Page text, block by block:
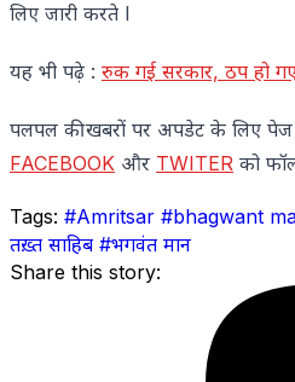
लिए जारी करते l
यह भी पढ़े : रुक गई सरकार, ठप हो
पलपल की खबरों पर अपडेट के लिए पेज
FACEBOOK और TWITER को
Tags: #Amritsar #bhagwant
तख़्त साहिब #भगवंत मान
Share this story: